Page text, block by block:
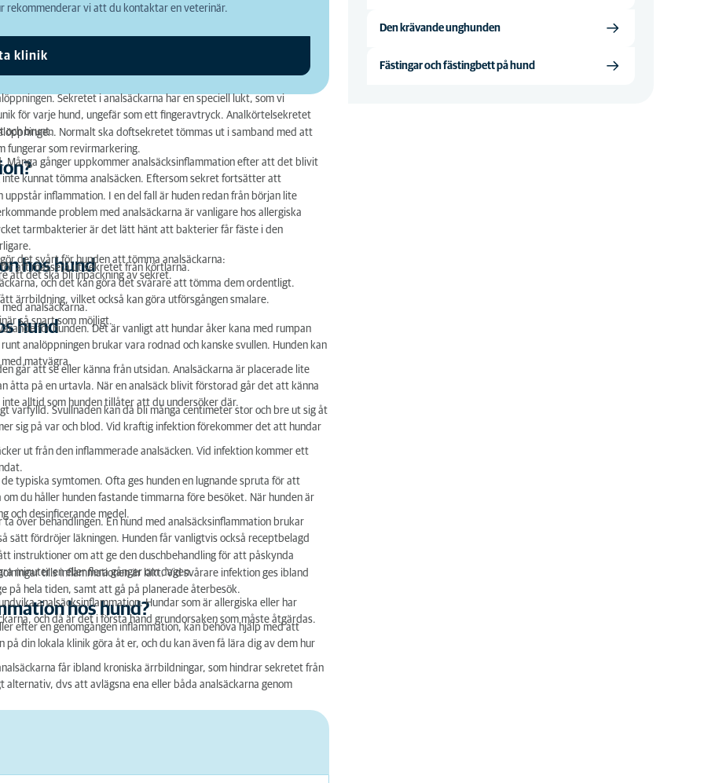
rekommenderar vi att du kontaktar en veterinär.
klinik
Sekretet i analsäckarna har en speciell lukt, som vi
för varje hund, ungefär som ett fingeravtryck. Analkörtelsekretet
och brunt.
Normalt ska doftsekretet tömmas ut i samband med att
fungerar som revirmarkering.
Många gånger uppkommer analsäcksinflammation efter att det blivit
kunnat tömma analsäcken. Eftersom sekret fortsätter att
inflammation. I en del fall är huden redan från början lite
problem med analsäckarna är vanligare hos allergiska
tarmbakterier är det lätt hänt att bakterier får fäste i den
hos hund
det svårt för hunden att tömma analsäckarna:
att massera ut sekretet från körtlarna.
att det ska bli inpackning av sekret.
och det kan göra det svårare att tömma dem ordentligt.
ärrbildning, vilket också kan göra utförsgången smalare.
analsäckarna.
hund
så snart som möjligt.
för hunden. Det är vanligt att hundar åker kana med rumpan
analöppningen brukar vara rodnad och kanske svullen. Hunden kan
med matvägra.
går att se eller känna från utsidan. Analsäckarna är placerade lite
åtta på en urtavla. När en analsäck blivit förstorad går det att känna
inte alltid som hunden tillåter att du undersöker där.
varfylld. Svullnaden kan då bli många centimeter stor och bre ut sig åt
sig på var och blod. Vid kraftig infektion förekommer det att hundar
ut från den inflammerade analsäcken. Vid infektion kommer ett
typiska symtomen. Ofta ges hunden en lugnande spruta för att
du håller hunden fastande timmarna före besöket. När hunden är
och desinficerande medel.
över behandlingen. En hund med analsäcksinflammation brukar
sätt fördröjer läkningen. Hunden får vanligtvis också receptbelagd
instruktioner om att ge den duschbehandling för att påskynda
minuter en eller flera gånger om dagen.
tills inflammationen är läkt. Vid svårare infektion ges ibland
på hela tiden, samt att gå på planerade återbesök.
hos hund?
analsäcksinflammation. Hundar som är allergiska eller har
och då är det i första hand grundorsaken som måste åtgärdas.
efter en genomgången inflammation, kan behöva hjälp med att
din lokala klinik göra åt er, och du kan även få lära dig av dem hur
får ibland kroniska ärrbildningar, som hindrar sekretet från
dvs att avlägsna ena eller båda analsäckarna genom
Den krävande unghunden
Fästingar och fästingbett på hund